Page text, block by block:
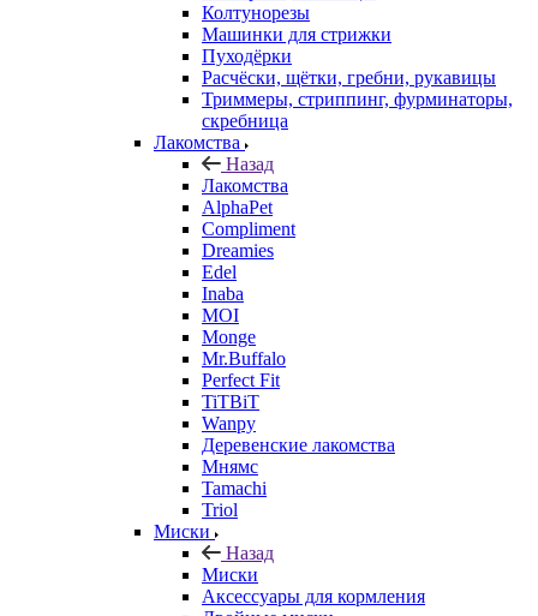
Колтунорезы
Машинки для стрижки
Пуходёрки
Расчёски, щётки, гребни, рукавицы
Триммеры, стриппинг, фурминаторы,
скребница
Лакомства
Назад
Лакомства
AlphaPet
Compliment
Dreamies
Edel
Inaba
MOI
Monge
Mr.Buffalo
Perfect Fit
TiTBiT
Wanpy
Деревенские лакомства
Мнямс
Tamachi
Triol
Миски
Назад
Миски
Аксессуары для кормления